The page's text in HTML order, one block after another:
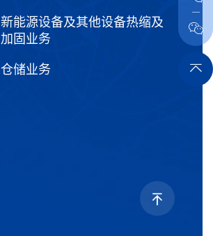
新能源设备及其他设备热缩及
加固业务
仓储业务